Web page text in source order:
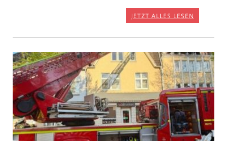
JETZT ALLES LESEN